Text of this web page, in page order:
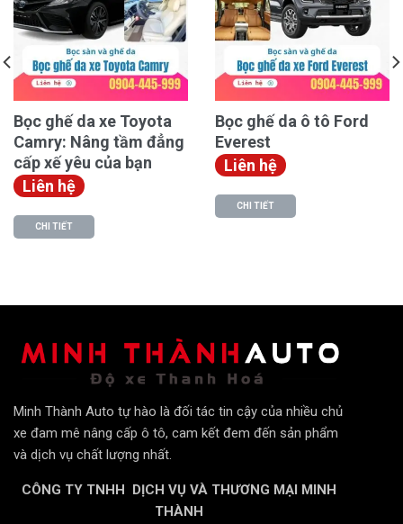
Bọc ghế da xe Toyota
Camry: Nâng tầm đẳng
cấp xế yêu của bạn
Liên hệ
CHI TIẾT
Bọc ghế da ô tô Ford
Everest
Liên hệ
CHI TIẾT
Minh Thành Auto tự hào là đối tác tin cậy của nhiều chủ
xe đam mê nâng cấp ô tô, cam kết đem đến sản phẩm
và dịch vụ chất lượng nhất.
CÔNG TY TNHH DỊCH VỤ VÀ THƯƠNG MẠI MINH
THÀNH